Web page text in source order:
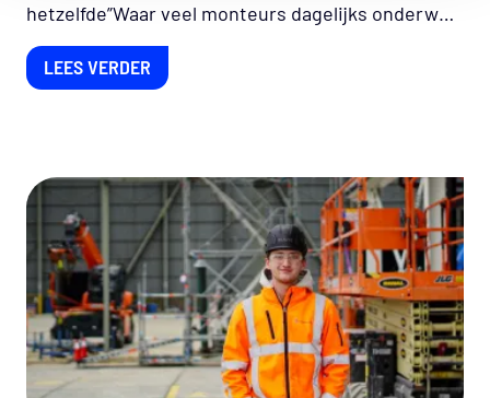
hetzelfde”Waar veel monteurs dagelijks onderweg
zij...
LEES VERDER